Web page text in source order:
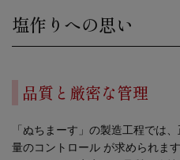
塩作りへの思い
品質と厳密な管理
「ぬちまーす」の製造工程では
量のコントロール が求められま